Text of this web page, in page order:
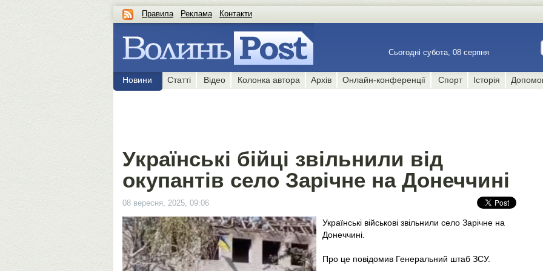
Правила Реклама Контакти
Сьогодні субота, 08 серпня
Новини Статті Відео Колонка автора Архів Онлайн-конференції Спорт Історія
Українські бійці звільнили від
окупантів село Зарічне на Донеччині
08 вересня, 2025, 09:06
Українські військові звільнили село Зарічне на
Донеччині.
Про це повідомив Генеральний штаб ЗСУ.